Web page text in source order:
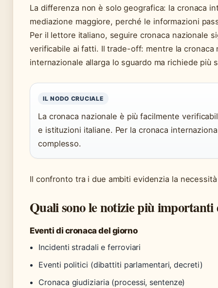
La differenza non è solo geografica: la cronaca
mediazione maggiore, perché le informazioni
Per il lettore italiano, seguire cronaca nazionale
verificabile ai fatti. Il trade-off: mentre la
internazionale allarga lo sguardo ma richiede più
IL NODO CRUCIALE
La cronaca nazionale è più facilmente
e istituzioni italiane. Per la cronaca
complesso.
Il confronto tra i due ambiti evidenzia la
Quali sono le notizie più
Eventi di cronaca del giorno
Incidenti stradali e ferroviari
Eventi politici (dibattiti parlamentari, decreti)
Cronaca giudiziaria (processi, sentenze)